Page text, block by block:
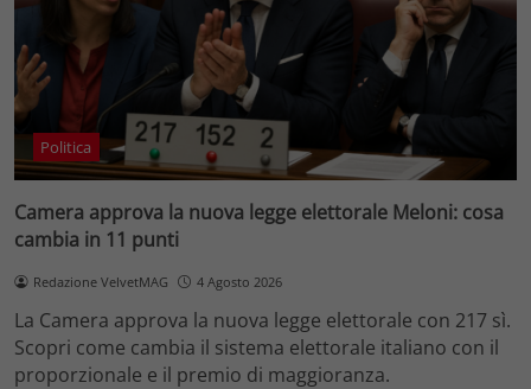
Politica
Camera approva la nuova legge elettorale Meloni: cosa
cambia in 11 punti
Redazione VelvetMAG 4 Agosto 2026
La Camera approva la nuova legge elettorale con 217 sì.
Scopri come cambia il sistema elettorale italiano con il
proporzionale e il premio di maggioranza.